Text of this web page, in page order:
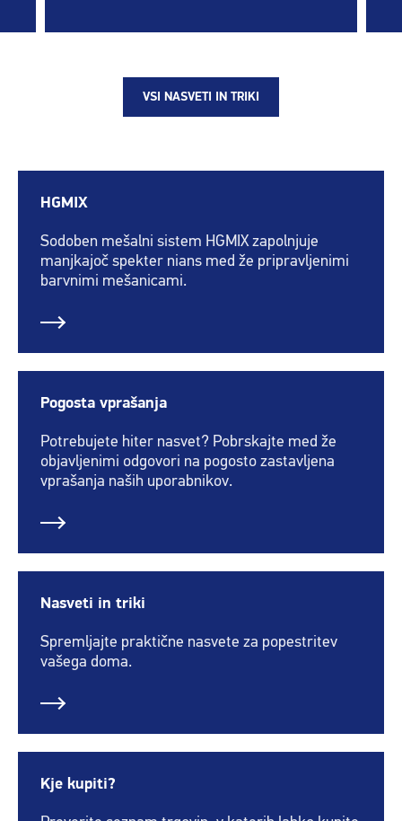
VSI NASVETI IN TRIKI
HGMIX
Sodoben mešalni sistem HGMIX zapolnjuje
manjkajoč spekter nians med že pripravljenimi
barvnimi mešanicami.
Pogosta vprašanja
Potrebujete hiter nasvet? Pobrskajte med že
objavljenimi odgovori na pogosto zastavljena
vprašanja naših uporabnikov.
Nasveti in triki
Spremljajte praktične nasvete za popestritev
vašega doma.
Kje kupiti?